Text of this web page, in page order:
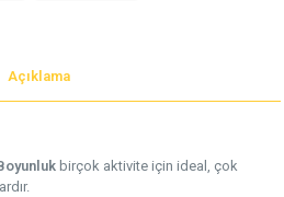
Açıklama
birçok aktivite için ideal, çok